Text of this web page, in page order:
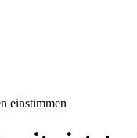
einstimmen